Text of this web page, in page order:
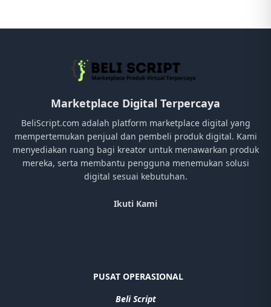
Marketplace Digital Terpercaya
BeliScript.com adalah platform marketplace digital yang
mempertemukan penjual dan pembeli produk digital. Kami
menyediakan ruang bagi kreator untuk menawarkan produk
mereka, serta membantu pengguna menemukan solusi
digital sesuai kebutuhan.
Ikuti Kami
PUSAT OPERASIONAL
Beli Script